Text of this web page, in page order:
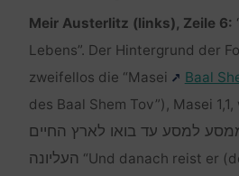
Meir Austerlitz (links), Zeile 6:
Lebens”. Der Hintergrund der
zweifellos die “Masei
Baal
des Baal Shem Tov”), Masei
למסע עד בואו לארץ החיים
העליונה “Und danach reist er